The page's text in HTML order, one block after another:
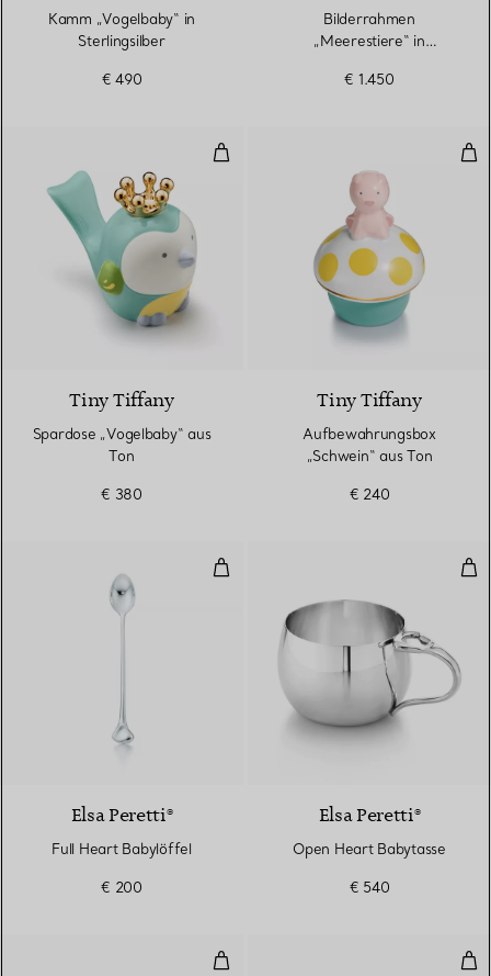
Kamm „Vogelbaby“ in
Sterlingsilber
€ 490
Bilderrahmen
„Meerestiere“ in
€ 1.450
Spardose „Vogelbaby“ aus Ton
4 Farben
Tiny Tiffany
Spardose „Vogelbaby“ aus
Ton
€ 380
Tiny Tiffany
Aufbewahrungsbox
„Schwein“ aus Ton
€ 240
Full Heart Babylöffel
Elsa Peretti®
Full Heart Babylöffel
€ 200
Elsa Peretti®
Open Heart Babytasse
€ 540
Klassische Babytasse